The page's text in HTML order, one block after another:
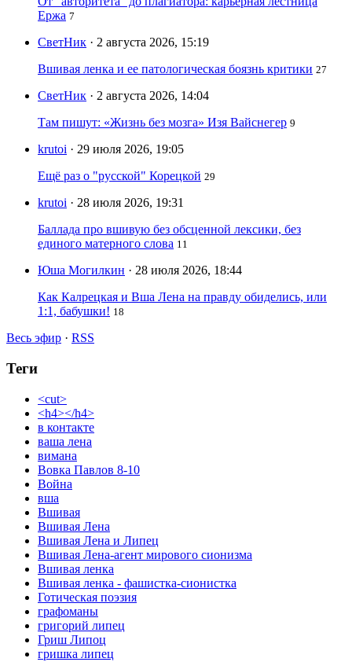
Ержа 7
СветНик · 2 августа 2026, 15:19
Вшивая ленка и ее патологическая боязнь критики 27
СветНик · 2 августа 2026, 14:04
Там пишут: «Жизнь без мозга» Изя Вайснегер 9
krutoi · 29 июля 2026, 19:05
Ещё раз о "русской" Корецкой 29
krutoi · 28 июля 2026, 19:31
Баллада про вшивую без обсценной лексики, без
единого матерного слова 11
Юша Могилкин · 28 июля 2026, 18:44
Как Калрецкая и Вша Лена на правду обиделись, или
1:1, бабушки! 18
Весь эфир · RSS
Теги
<cut>
<h4></h4>
в контакте
ваша лена
вимана
Вовка Павлов 8-10
Война
вша
Вшивая
Вшивая Лена
Вшивая Лена и Липец
Вшивая Лена-агент мирового сионизма
Вшивая ленка
Вшивая ленка - фашистка-сионистка
Готическая поэзия
графоманы
григорий липец
Гриш Липоц
гришка липец